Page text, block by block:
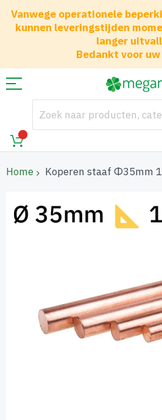
Vanwege operationele
kunnen leveringstijden
langer
Bedankt voor
Home Koperen staaf Φ35mm
naar
het
einde